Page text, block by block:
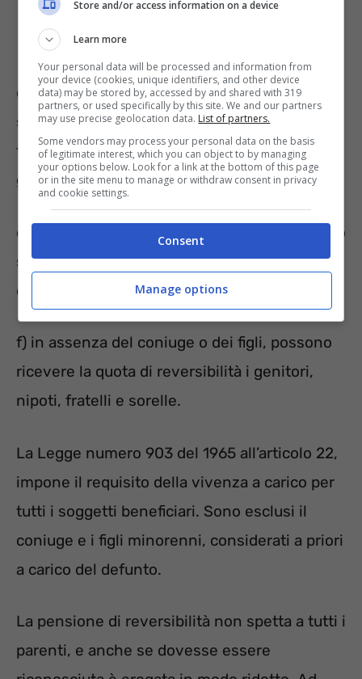
d) figli maggiorenni tra i 21 e 26 anni se
studenti, iscritti a corsi universitari a carico
fiscalmente al momento del decesso del
genitore;
e) figli disabili purché al momento del decesso
siano a carico del genitore al momento del
decesso;
f) in assenza del coniuge o dei figli, possono
ricevere la quota di reversibilità i genitori,
nipoti, fratelli e sorelle.
La Legge numero 903 del 1965 all’articolo 22,
impone il requisito della vivenza a carico per
tutti i soggetti beneficiari. Sono esclusi il
coniuge e i figli minorenni, considerati a priori
a carico del defunto.
La pensione di reversibilità non spetta a tutti i
parenti, e anche se dovesse essere
Store and/or access information on a device
Learn more
Your personal data will be processed and information from
your device (cookies, unique identifiers, and other device
data) may be stored by, accessed by and shared with 319
partners, or used specifically by this site. We and our partners
may use precise geolocation data. List of partners.
Some vendors may process your personal data on the basis
of legitimate interest, which you can object to by managing
your options below. Look for a link at the bottom of this page
or in the site menu to manage or withdraw consent in privacy
and cookie settings.
Consent
Manage options